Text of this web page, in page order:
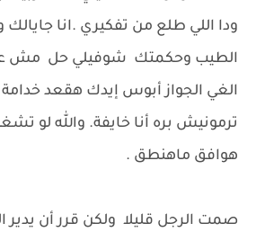
ودا اللي طلع من تفكيري .انا
الطيب وحكمتك شوفيلي حل مش
الغي الجواز أبوس إيدك هقعد
ترمونيش بره أنا خايفة. والله لو
هوافق ماهنطق .
صمت الرجل قليلا ولكن قرر أن يدير